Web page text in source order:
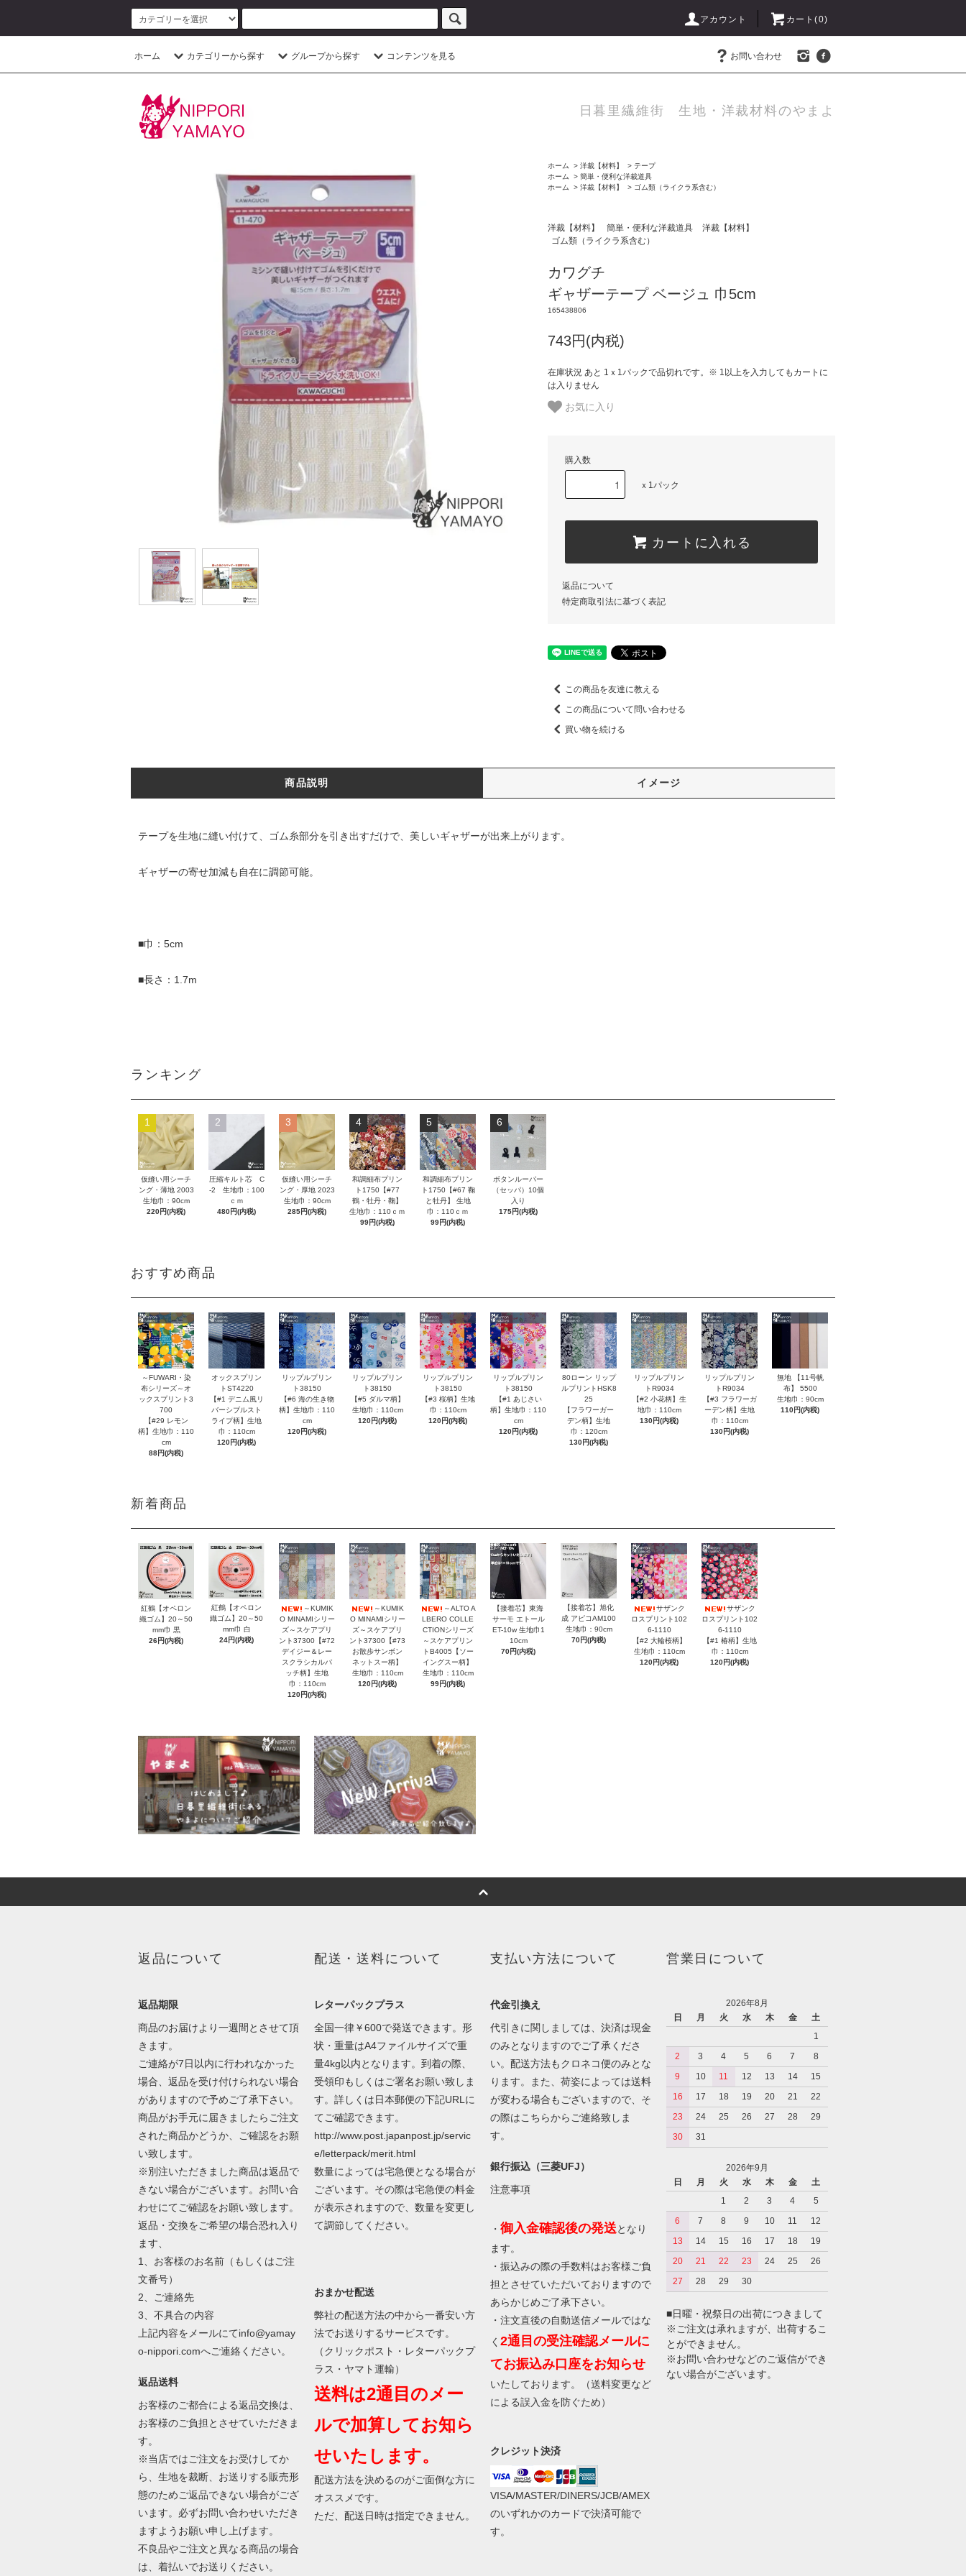
アカウント カート(0)
ホーム カテゴリーから探す グループから探す コンテンツを見る お問い合わせ
日暮里繊維街 生地・洋裁材料のやまよ
ホーム > 洋裁【材料】 > テープ
ホーム
> 簡単・便利な洋裁道具
ホーム
> 洋裁【材料】 > ゴム類（ライクラ系含む）
洋裁【材料】 簡単・便利な洋裁道具
洋裁【材料】
ゴム類（ライクラ系含む）
カワグチ
ギャザーテープ ベージュ 巾5cm
165438806
743円(内税)
在庫状況 あと 1ｘ1パックで品切れです。※ 1以上を入力してもカートに
は入りません
お気に入り
購入数
ｘ1パック
カートに入れる
返品について
特定商取引法に基づく表記
この商品を友達に教える
この商品について問い合わせる
買い物を続ける
商品説明 イメージ
テープを生地に縫い付けて、ゴム糸部分を引き出すだけで、美しいギャザーが出来上がります。
ギャザーの寄せ加減も自在に調節可能。
■巾：5cm
■長さ：1.7m
ランキング
1
仮縫い用シーチ
ング・薄地 2003
生地巾：90cm
220円(内税)
2
圧縮キルト芯 C
-2 生地巾：100
ｃｍ
480円(内税)
3
仮縫い用シーチ
ング・厚地 2023
生地巾：90cm
285円(内税)
4
和調細布プリン
ト1750【#77
鶴・牡丹・鞠】
生地巾：110ｃｍ
99円(内税)
5
和調細布プリン
ト1750【#67 鞠
と牡丹】 生地
巾：110ｃｍ
99円(内税)
6
ボタンルーパー
（セッパ）10個
入り
175円(内税)
おすすめ商品
～FUWARI・染
布シリーズ～オ
ックスプリント3
700
【#29 レモン
柄】生地巾：110
cm
88円(内税)
オックスプリン
トST4220
【#1 デニム風リ
バーシブルスト
ライプ柄】生地
巾：110cm
120円(内税)
リップルプリン
ト38150
【#6 海の生き物
柄】生地巾：110
cm
120円(内税)
リップルプリン
ト38150
【#5 ダルマ柄】
生地巾：110cm
120円(内税)
リップルプリン
ト38150
【#3 桜柄】生地
巾：110cm
120円(内税)
リップルプリン
ト38150
【#1 あじさい
柄】生地巾：110
cm
120円(内税)
80ローン リップ
ルプリントHSK8
25
【フラワーガー
デン柄】生地
巾：120cm
130円(内税)
リップルプリン
トR9034
【#2 小花柄】生
地巾：110cm
130円(内税)
リップルプリン
トR9034
【#3 フラワーガ
ーデン柄】生地
巾：110cm
130円(内税)
無地 【11号帆
布】 5500
生地巾：90cm
110円(内税)
新着商品
紅鶴【オペロン
織ゴム】20～50
mm巾 黒
26円(内税)
紅鶴【オペロン
織ゴム】20～50
mm巾 白
24円(内税)
～KUMIK
O MINAMIシリー
ズ～スケアプリ
ント37300【#72
デイジー＆レー
スクラシカルパ
ッチ柄】生地
巾：110cm
120円(内税)
～KUMIK
O MINAMIシリー
ズ～スケアプリ
ント37300【#73
お散歩サンボン
ネットスー柄】
生地巾：110cm
120円(内税)
～ALTO A
LBERO COLLE
CTIONシリーズ
～スケアプリン
トB4005【ソー
イングスー柄】
生地巾：110cm
99円(内税)
【接着芯】東海
サーモ エトール
ET-10w 生地巾1
10cm
70円(内税)
【接着芯】旭化
成 アピコAM100
生地巾：90cm
70円(内税)
サザンク
ロスプリント102
6-1110
【#2 大輪桜柄】
生地巾：110cm
120円(内税)
サザンク
ロスプリント102
6-1110
【#1 椿柄】生地
巾：110cm
120円(内税)
返品について
返品期限
商品のお届けより一週間とさせて頂
きます。
ご連絡が7日以内に行われなかった
場合、返品を受け付けられない場合
がありますので予めご了承下さい。
商品がお手元に届きましたらご注文
された商品かどうか、ご確認をお願
い致します。
※別注いただきました商品は返品で
きない場合がございます。お問い合
わせにてご確認をお願い致します。
返品・交換をご希望の場合恐れ入り
ます、
1、お客様のお名前（もしくはご注
文番号）
2、ご連絡先
3、不具合の内容
上記内容をメールにてinfo@yamay
o-nippori.comへご連絡ください。
返品送料
お客様のご都合による返品交換は、
お客様のご負担とさせていただきま
す。
※当店ではご注文をお受けしてか
ら、生地を裁断、お送りする販売形
態のためご返品できない場合がござ
います。必ずお問い合わせいただき
ますようお願い申し上げます。
不良品やご注文と異なる商品の場合
は、着払いでお送りください。
配送・送料について
レターパックプラス
全国一律￥600で発送できます。形
状・重量はA4ファイルサイズで重
量4kg以内となります。到着の際、
受領印もしくはご署名お願い致しま
す。詳しくは日本郵便の下記URLに
てご確認できます。
http://www.post.japanpost.jp/servic
e/letterpack/merit.html
数量によっては宅急便となる場合が
ございます。その際は宅急便の料金
が表示されますので、数量を変更し
て調節してください。
おまかせ配送
弊社の配送方法の中から一番安い方
法でお送りするサービスです。
（クリックポスト・レターパックプ
ラス・ヤマト運輸）
送料は2通目のメー
ルで加算してお知ら
せいたします。
配送方法を決めるのがご面倒な方に
オススメです。
ただ、配送日時は指定できません。
支払い方法について
代金引換え
代引きに関しましては、決済は現金
のみとなりますのでご了承くださ
い。配送方法もクロネコ便のみとな
ります。また、荷姿によっては送料
が変わる場合もございますので、そ
の際はこちらからご連絡致しま
す。
銀行振込（三菱UFJ）
注意事項
・ 御入金確認後の発送となり
ます。
・振込みの際の手数料はお客様ご負
担とさせていただいておりますので
あらかじめご了承下さい。
・注文直後の自動送信メールではな
く 2通目の受注確認メールに
てお振込み口座をお知らせ
いたしております。（送料変更など
による誤入金を防ぐため）
クレジット決済
VISA/MASTER/DINERS/JCB/AMEX
のいずれかのカードで決済可能で
す。
営業日について
2026年8月
日
月 火 水 木 金
土
1
2
3 4 5 6 7
8
9
10 11 12 13 14
15
16
17 18 19 20 21
22
23
24 25 26 27 28
29
30
31
2026年9月
日
月 火 水 木 金
土
1
2 3 4
5
6
7 8 9 10 11
12
13
14 15 16 17 18
19
20
21 22 23 24 25
26
27
28 29 30
■日曜・祝祭日の出荷につきまして
※ご注文は承れますが、出荷するこ
とができません。
※お問い合わせなどのご返信ができ
ない場合がございます。